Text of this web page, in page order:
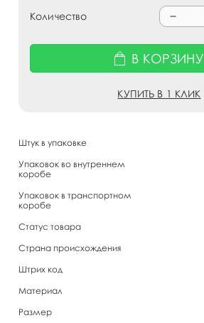
Штук в упаковке
Упаковок во внутреннем
коробе
Упаковок в транспортном
коробе
Статус товара
Страна происхождения
Штрих код
Материал
Размер
Количество
В КОРЗИНУ
КУПИТЬ В 1 КЛИК